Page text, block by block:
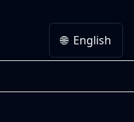
🌐 English